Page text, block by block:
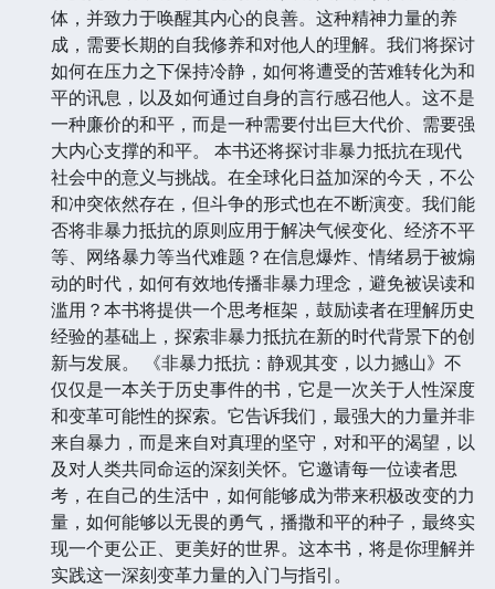
体，并致力于唤醒其内心的良善。这种精神力量的养
成，需要长期的自我修养和对他人的理解。我们将探讨
如何在压力之下保持冷静，如何将遭受的苦难转化为和
平的讯息，以及如何通过自身的言行感召他人。这不是
一种廉价的和平，而是一种需要付出巨大代价、需要强
大内心支撑的和平。 本书还将探讨非暴力抵抗在现代
社会中的意义与挑战。在全球化日益加深的今天，不公
和冲突依然存在，但斗争的形式也在不断演变。我们能
否将非暴力抵抗的原则应用于解决气候变化、经济不平
等、网络暴力等当代难题？在信息爆炸、情绪易于被煽
动的时代，如何有效地传播非暴力理念，避免被误读和
滥用？本书将提供一个思考框架，鼓励读者在理解历史
经验的基础上，探索非暴力抵抗在新的时代背景下的创
新与发展。 《非暴力抵抗：静观其变，以力撼山》不
仅仅是一本关于历史事件的书，它是一次关于人性深度
和变革可能性的探索。它告诉我们，最强大的力量并非
来自暴力，而是来自对真理的坚守，对和平的渴望，以
及对人类共同命运的深刻关怀。它邀请每一位读者思
考，在自己的生活中，如何能够成为带来积极改变的力
量，如何能够以无畏的勇气，播撒和平的种子，最终实
现一个更公正、更美好的世界。这本书，将是你理解并
实践这一深刻变革力量的入门与指引。